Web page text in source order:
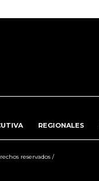
REGIONALES
reservados /